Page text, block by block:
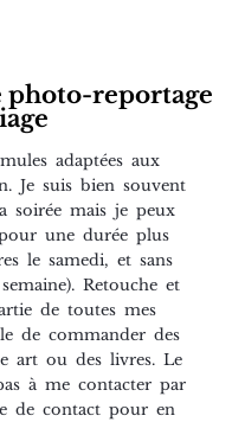
photo-reportage
adaptées aux
Je suis bien souvent
soirée mais je peux
une durée plus
le samedi, et sans
Retouche et
de toutes mes
de commander des
art ou des livres. Le
à me contacter par
de contact pour en